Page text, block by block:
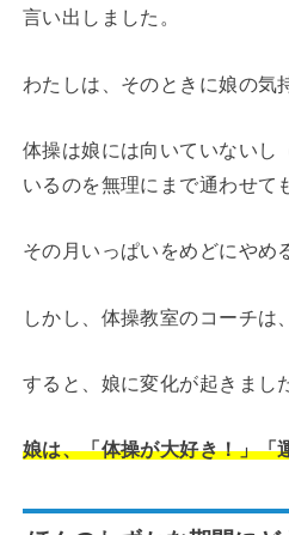
言い出しました。
わたしは、そのときに娘の気
体操は娘には向いていないし
いるのを無理にまで通わせて
その月いっぱいをめどにやめ
しかし、体操教室のコーチは
すると、娘に変化が起きまし
娘は、「体操が大好き！」「